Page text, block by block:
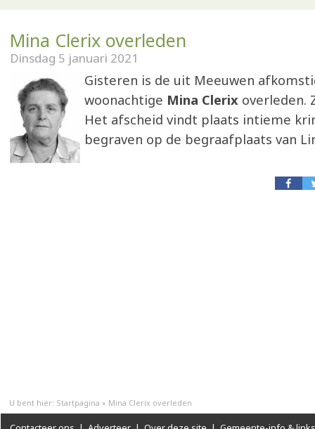
Mina Clerix overleden
Dinsdag 5 januari 2021
Gisteren is de uit Meeuwen
woonachtige Mina Clerix overleden.
Het afscheid vindt plaats intieme
begraven op de begraafplaats van
U bent hier: Startpagina » Mina Clerix overleden